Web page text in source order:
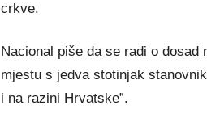
crkve.
Nacional piše da se radi o dosad
mjestu s jedva stotinjak
i na razini Hrvatske”.